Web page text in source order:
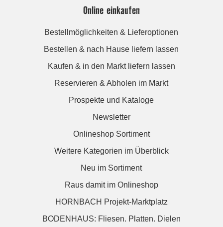
Online einkaufen
Bestellmöglichkeiten & Lieferoptionen
Bestellen & nach Hause liefern lassen
Kaufen & in den Markt liefern lassen
Reservieren & Abholen im Markt
Prospekte und Kataloge
Newsletter
Onlineshop Sortiment
Weitere Kategorien im Überblick
Neu im Sortiment
Raus damit im Onlineshop
HORNBACH Projekt-Marktplatz
BODENHAUS: Fliesen. Platten. Dielen